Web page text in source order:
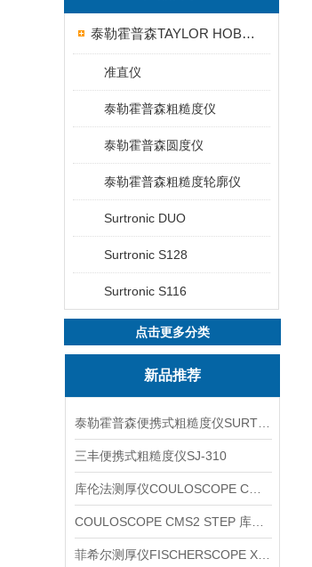
泰勒霍普森TAYLOR HOBSON粗糙度仪
准直仪
泰勒霍普森粗糙度仪
泰勒霍普森圆度仪
泰勒霍普森粗糙度轮廓仪
Surtronic DUO
Surtronic S128
Surtronic S116
点击更多分类
新品推荐
三丰便携式粗糙度仪SJ-310